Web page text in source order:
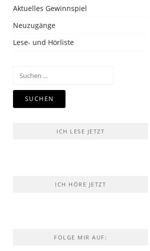
Aktuelles Gewinnspiel
Neuzugänge
Lese- und Hörliste
Suchen
ICH LESE JETZT
ICH HÖRE JETZT
FOLGE MIR AUF: